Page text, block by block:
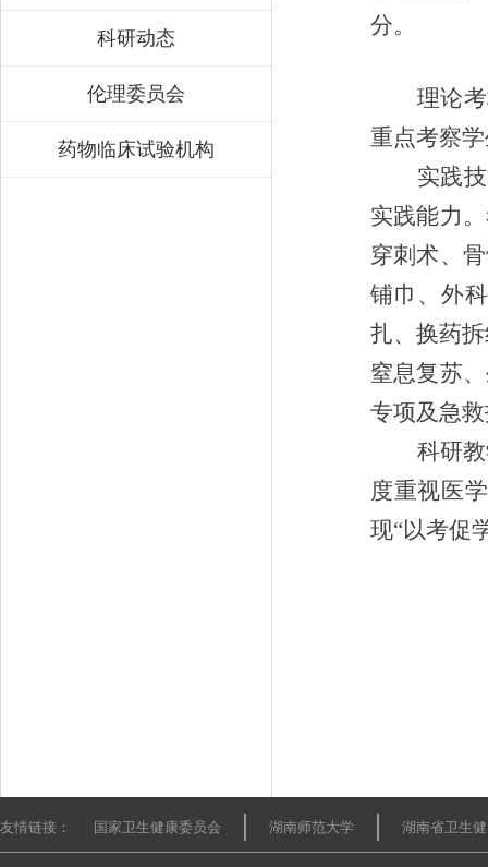
科研动态
伦理委员会
药物临床试验机构
分。
理论
重点考察
实践
实践能力
穿刺术、
铺巾、外
扎、换药
窒息复苏
专项及急
科研
度重视医
现“以考促
友情链接： 国家卫生健康委员会 湖南师范大学 湖南省卫生